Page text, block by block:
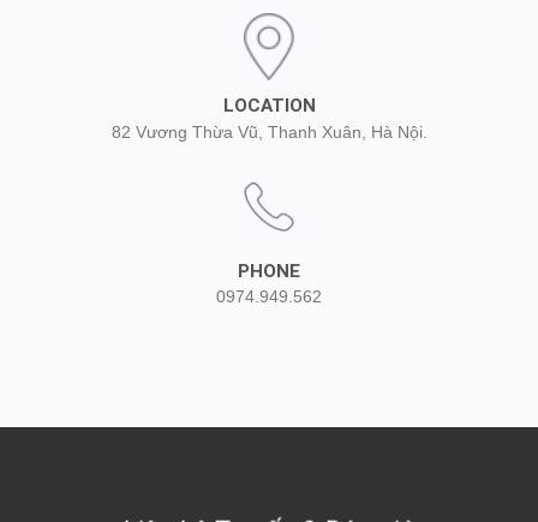
LOCATION
82 Vương Thừa Vũ, Thanh Xuân, Hà Nội.
PHONE
0974.949.562